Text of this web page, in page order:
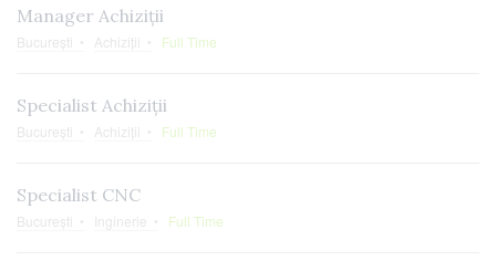
Manager Achiziții
București Achiziții Full Time
Specialist Achiziții
București Achiziții Full Time
Specialist CNC
București Inginerie Full Time